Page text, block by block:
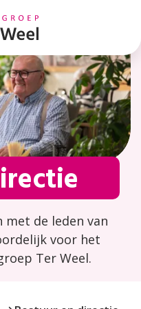
met de leden van
voor het
Ter Weel.